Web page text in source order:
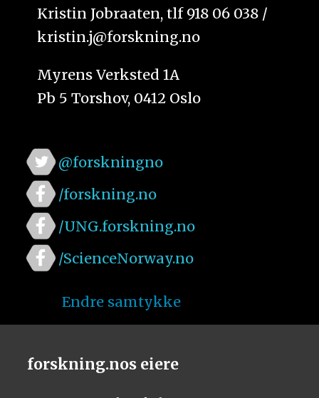
Kristin Jobraaten, tlf 918 06 038 /
kristin.j@forskning.no
Myrens Verksted 1A
Pb 5 Torshov, 0412 Oslo
@forskningno
/forskning.no
/UNG.forskning.no
/ScienceNorway.no
Endre samtykke
forskning.nos eiere